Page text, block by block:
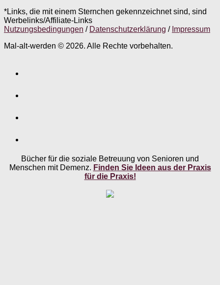
*Links, die mit einem Sternchen gekennzeichnet sind, sind
Werbelinks/Affiliate-Links
Nutzungsbedingungen / Datenschutzerklärung / Impressum
Mal-alt-werden © 2026. Alle Rechte vorbehalten.
Bücher für die soziale Betreuung von Senioren und
Menschen mit Demenz. Finden Sie Ideen aus der Praxis
für die Praxis!